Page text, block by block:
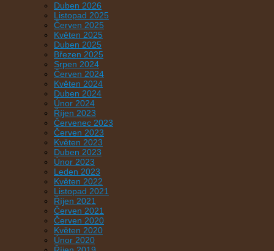
Duben 2026
Listopad 2025
Červen 2025
Květen 2025
Duben 2025
Březen 2025
Srpen 2024
Červen 2024
Květen 2024
Duben 2024
Únor 2024
Říjen 2023
Červenec 2023
Červen 2023
Květen 2023
Duben 2023
Únor 2023
Leden 2023
Květen 2022
Listopad 2021
Říjen 2021
Červen 2021
Červen 2020
Květen 2020
Únor 2020